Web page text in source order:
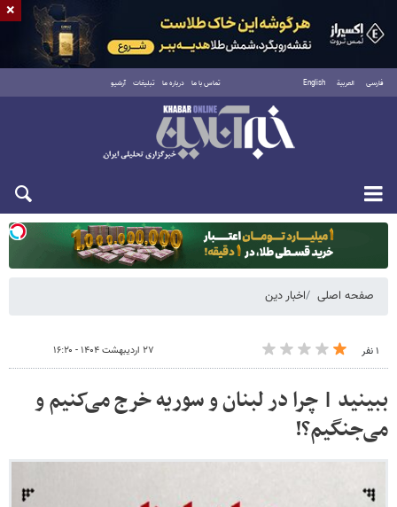
فارسی العربية English تماس با ما درباره ما تبلیغات آرشیو
یکشنبه ۱۸ مرداد ۱۴۰۵
صفحه اصلی اخبار دین
۱ نفر ۲۷ اردیبهشت ۱۴۰۴ - ۱۶:۲۰
ببینید | چرا در لبنان و سوریه خرج می‌کنیم و
می‌جنگیم؟!
×